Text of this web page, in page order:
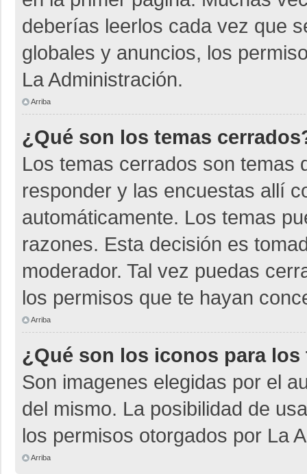
deberías leerlos cada vez que
globales y anuncios, los
La Administración.
Arriba
¿Qué son los temas
Los temas cerrados son temas
responder y las encuestas allí
automáticamente. Los temas
razones. Esta decisión es
moderador. Tal vez puedas
los permisos que te hayan
Arriba
¿Qué son los iconos para los
Son imagenes elegidas por el
del mismo. La posibilidad de
los permisos otorgados por La
Arriba